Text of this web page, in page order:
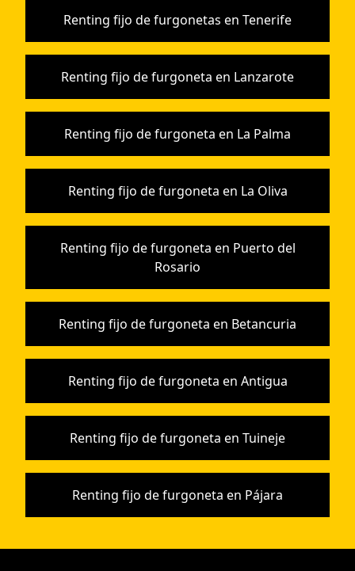
Renting fijo de furgonetas en Tenerife
Renting fijo de furgoneta en Lanzarote
Renting fijo de furgoneta en La Palma
Renting fijo de furgoneta en La Oliva
Renting fijo de furgoneta en Puerto del
Rosario
Renting fijo de furgoneta en Betancuria
Renting fijo de furgoneta en Antigua
Renting fijo de furgoneta en Tuineje
Renting fijo de furgoneta en Pájara